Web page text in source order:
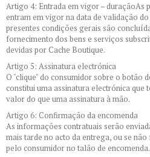
Artigo 4: Entrada em vigor – duraçãoAs
entram em vigor na data de validação
presentes condições gerais são
fornecimento dos bens e serviços
devidas por Cache Boutique.
Artigo 5: Assinatura electrónica
O "clique" do consumidor sobre o botão
constitui uma assinatura electrónica que
valor do que uma assinatura à mão.
Artigo 6: Confirmação da encomenda
As informações contratuais serão
mais tarde no acto da entrega, ou se
pelo consumidor no talão de encomenda.